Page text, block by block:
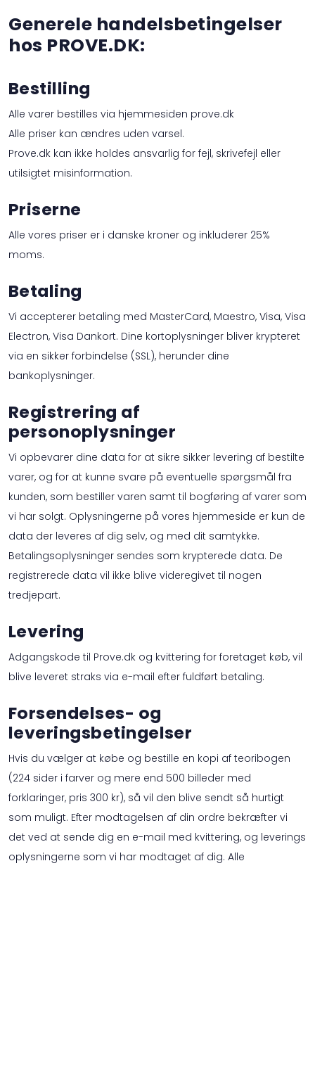
Generele handelsbetingelser
hos PROVE.DK:
Bestilling
Alle varer bestilles via hjemmesiden prove.dk
Alle priser kan ændres uden varsel.
Prove.dk kan ikke holdes ansvarlig for fejl, skrivefejl eller
utilsigtet misinformation.
Priserne
Alle vores priser er i danske kroner og inkluderer 25%
moms.
Betaling
Vi accepterer betaling med MasterCard, Maestro, Visa, Visa
Electron, Visa Dankort. Dine kortoplysninger bliver krypteret
via en sikker forbindelse (SSL), herunder dine
bankoplysninger.
Registrering af
personoplysninger
Vi opbevarer dine data for at sikre sikker levering af bestilte
varer, og for at kunne svare på eventuelle spørgsmål fra
kunden, som bestiller varen samt til bogføring af varer som
vi har solgt. Oplysningerne på vores hjemmeside er kun de
data der leveres af dig selv, og med dit samtykke.
Betalingsoplysninger sendes som krypterede data. De
registrerede data vil ikke blive videregivet til nogen
tredjepart.
Levering
Adgangskode til Prove.dk og kvittering for foretaget køb, vil
blive leveret straks via e-mail efter fuldført betaling.
Forsendelses- og
leveringsbetingelser
Hvis du vælger at købe og bestille en kopi af teoribogen
(224 sider i farver og mere end 500 billeder med
forklaringer, pris 300 kr), så vil den blive sendt så hurtigt
som muligt. Efter modtagelsen af din ordre bekræfter vi
det ved at sende dig en e-mail med kvittering, og leverings
oplysningerne som vi har modtaget af dig. Alle